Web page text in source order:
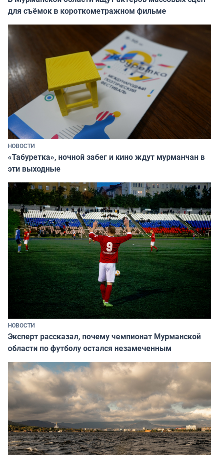
для съёмок в короткометражном фильме
НОВОСТИ
«Табуретка», ночной забег и кино ждут мурманчан в
эти выходные
НОВОСТИ
Эксперт рассказал, почему чемпионат Мурманской
области по футболу остался незамеченным